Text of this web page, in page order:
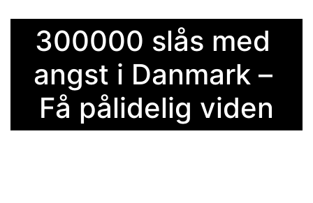
300000 slås med
angst i Danmark –
Få pålidelig viden